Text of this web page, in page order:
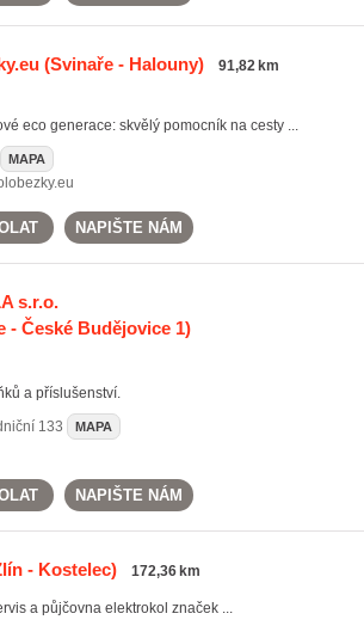
(Svinaře - Halouny) 91,82 km
eco generace: skvělý pomocník na cesty ...
MAPA
NAPIŠTE NÁM
s.r.o.
- České Budějovice 1)
a příslušenství.
133 MAPA
NAPIŠTE NÁM
- Kostelec) 172,36 km
a půjčovna elektrokol značek ...